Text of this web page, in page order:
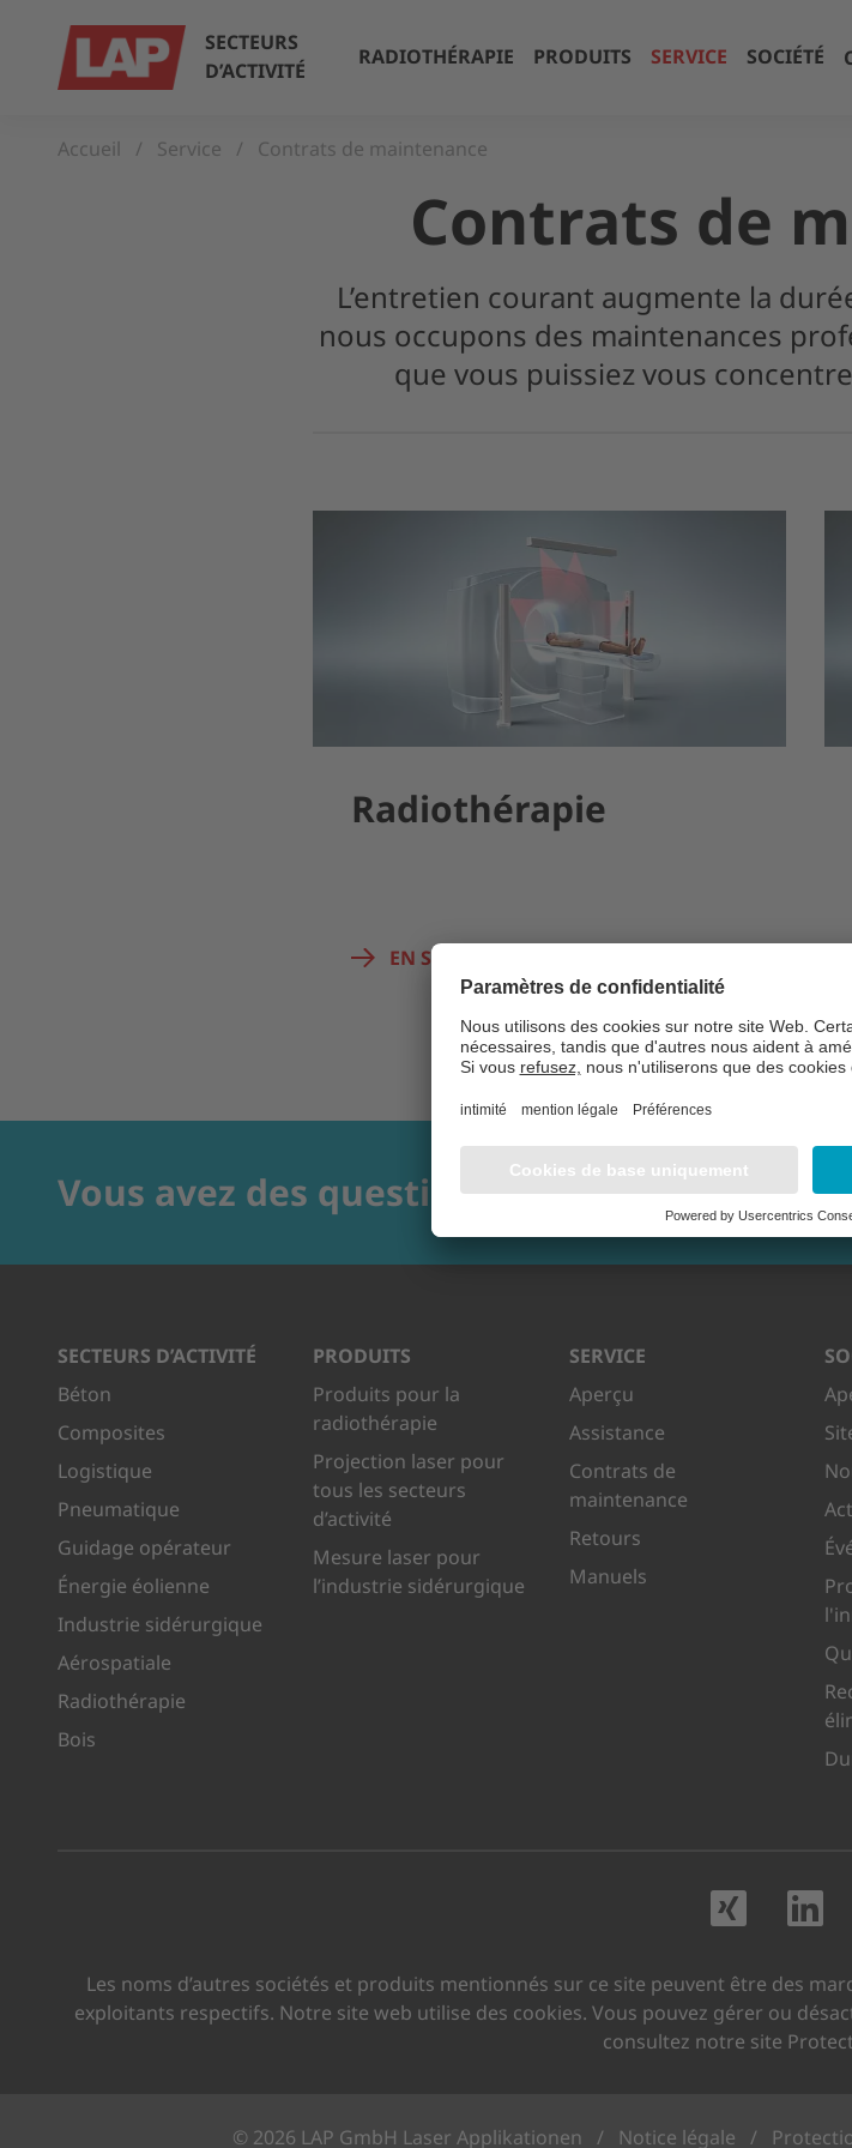
SECTEURS
D’ACTIVITÉ
RADIOTHÉRAPIE PRODUITS SERVICE SOCIÉTÉ
Accueil Service Contrats de maintenance
Contrats de
L’entretien courant augmente la
nous occupons des maintenances
que vous puissiez vous
Radiothérapie
EN SAVOIR PLUS
Vous avez des questions?
SECTEURS D’ACTIVITÉ
Béton
Composites
Logistique
Pneumatique
Guidage opérateur
Énergie éolienne
Industrie sidérurgique
Aérospatiale
Radiothérapie
Bois
PRODUITS
Produits pour la
radiothérapie
Projection laser pour
tous les secteurs
d’activité
Mesure laser pour
l’industrie sidérurgique
SERVICE
Aperçu
Assistance
Contrats de
maintenance
Retours
Manuels
Les noms d’autres sociétés et produits mentionnés sur ce site peuvent être des
exploitants respectifs. Notre site web utilise des cookies. Vous pouvez gérer ou
consultez notre site
© 2026 LAP GmbH Laser Applikationen / Notice légale /